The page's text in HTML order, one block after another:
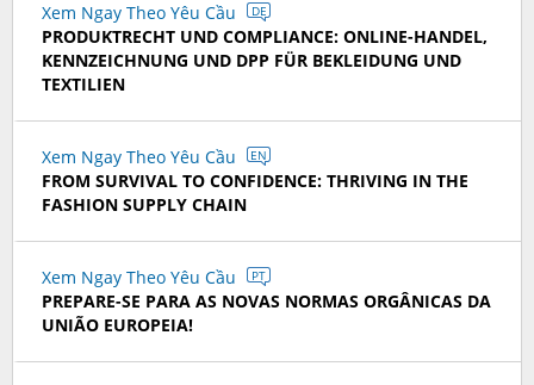
Xem Ngay Theo Yêu Cầu DE
PRODUKTRECHT UND COMPLIANCE: ONLINE-HANDEL,
KENNZEICHNUNG UND DPP FÜR BEKLEIDUNG UND
TEXTILIEN
Xem Ngay Theo Yêu Cầu EN
FROM SURVIVAL TO CONFIDENCE: THRIVING IN THE
FASHION SUPPLY CHAIN
Xem Ngay Theo Yêu Cầu PT
PREPARE-SE PARA AS NOVAS NORMAS ORGÂNICAS DA
UNIÃO EUROPEIA!